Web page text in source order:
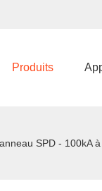
Produits
SPD - 100kA